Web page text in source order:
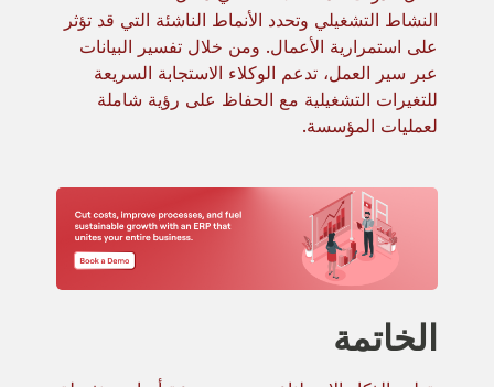
النشاط التشغيلي وتحدد الأنماط الناشئة التي قد تؤثر
على استمرارية الأعمال. ومن خلال تفسير البيانات
عبر سير العمل، تدعم الوكلاء الاستجابة السريعة
للتغيرات التشغيلية مع الحفاظ على رؤية شاملة
لعمليات المؤسسة.
الخاتمة